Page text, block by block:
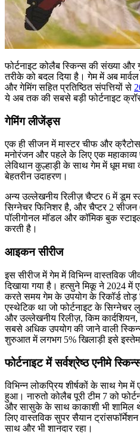
फोर्टनाइट कोलैब स्किन्स की संख्या
तरीके को बदल दिया है। गेम में अब
और गेमिंग सहित प्रतिष्ठित संपत्तियों से
ये अब तक की सबसे बड़ी फोर्टनाइट
गेमिंग लीजेंड्स
एक ही सीजन में मास्टर चीफ और क्रैटोस
मनोरंजन और पहले के लिए एक
लेविथान कुल्हाड़ी के साथ गेम में धूम
बेहतरीन उदाहरण।
अन्य उल्लेखनीय रिलीज़ चैप्टर 6 में डूम
सिग्नेचर फिनिशर है, और चैप्टर 2 सीजन
पॉलीगोनल मॉडल और कॉमिक बुक
करती है।
आइकन सीरीज
इस सीरीज में गेम में विभिन्न वास्तविक
दिखाया गया है। हत्सुने मिकू ने 2024
करते समय गेम के उपयोग के रिकॉर्ड
एस्थेटिक था जो फोर्टनाइट के सिग्नेचर
और उल्लेखनीय रिलीज़, किम
सबसे अधिक उपयोग की जाने वाली
शुरुआत में लगभग 5% खिलाड़ी इसे
फोर्टनाइट में सर्वश्रेष्ठ एनीमे
विभिन्न लोकप्रिय शीर्षकों के साथ गेम
हुआ। नारुतो कोलैब पूरी टीम 7 को
और सासुके के साथ काकाशी भी
लिए वास्तविक सुपर सैयान
साथ और भी शानदार रहा।